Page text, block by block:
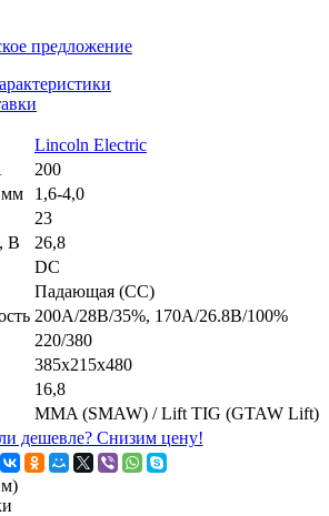
предложение
Lincoln Electric
200
мм
1,6-4,0
23
В
26,8
DC
Падающая (СС)
200A/28В/35%, 170A/26.8В/100%
220/380
385x215x480
16,8
MMA (SMAW) / Lift TIG (GTAW Lift)
дешевле? Снизим цену!
м)